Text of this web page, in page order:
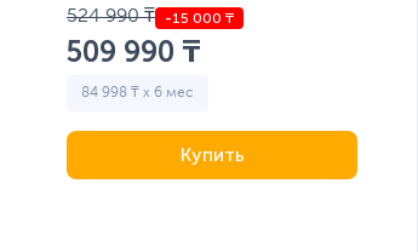
524 990 ₸
509 990 ₸
84 998 ₸ x 6 мес
Купить